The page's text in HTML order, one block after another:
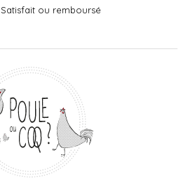
Satisfait ou remboursé